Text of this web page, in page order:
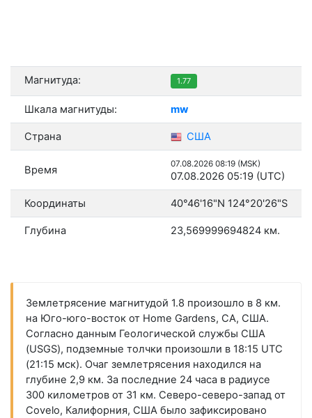
Магнитуда: 1.77
Шкала магнитуды: mw
Страна США
Время 07.08.2026 08:19 (MSK)
07.08.2026 05:19 (UTC)
Координаты 40°46'16"N 124°20'26"S
Глубина 23,569999694824 км.
Землетрясение магнитудой 1.8 произошло в 8 км.
на Юго-юго-восток от Home Gardens, CA, США.
Согласно данным Геологической службы США
(USGS), подземные толчки произошли в 18:15 UTC
(21:15 мск). Очаг землетрясения находился на
глубине 2,9 км. За последние 24 часа в радиусе
300 километров от 31 км. Северо-северо-запад от
Covelo, Калифорния, США было зафиксировано